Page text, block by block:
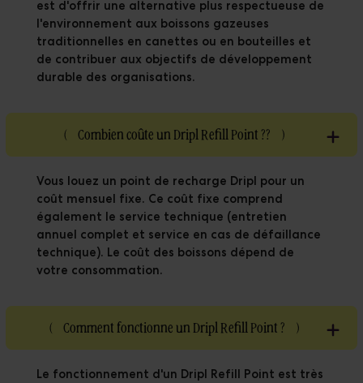
est d'offrir une alternative plus respectueuse de
l'environnement aux boissons gazeuses
traditionnelles en canettes ou en bouteilles et
de contribuer aux objectifs de développement
durable des organisations.
( Combien coûte un Dripl Refill Point ?? )
Vous louez un point de recharge Dripl pour un
coût mensuel fixe. Ce coût fixe comprend
également le service technique (entretien
annuel complet et service en cas de défaillance
technique). Le coût des boissons dépend de
votre consommation.
( Comment fonctionne un Dripl Refill Point ? )
Le fonctionnement d'un Dripl Refill Point est très